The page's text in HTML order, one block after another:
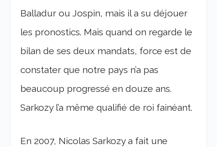
Balladur ou Jospin, mais il a su déjouer
les pronostics. Mais quand on regarde le
bilan de ses deux mandats, force est de
constater que notre pays n’a pas
beaucoup progressé en douze ans.
Sarkozy l’a même qualifié de roi fainéant.
En 2007, Nicolas Sarkozy a fait une